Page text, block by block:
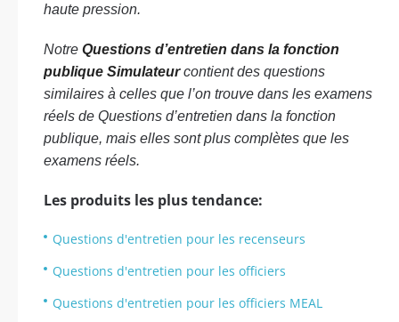
haute pression.
Notre Questions d’entretien dans la fonction
publique Simulateurcontient des questions
similaires à celles que l’on trouve dans les examens
réels de Questions d’entretien dans la fonction
publique, mais elles sont plus complètes que les
examens réels.
Les produits les plus tendance:
Questions d'entretien pour les recenseurs
Questions d'entretien pour les officiers
Questions d'entretien pour les officiers MEAL